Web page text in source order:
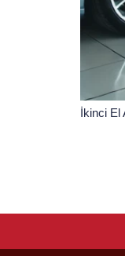
İkinci El